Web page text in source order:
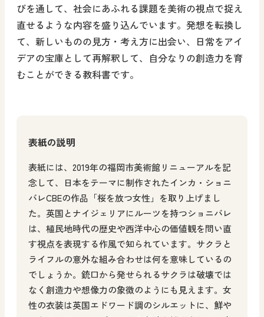
びを通して、社会にあふれる課題を美術の視点で捉え
直せるような内容を盛り込んでいます。発想を転換し
て、新しいものの見方・考え方に出会い、日常をアイ
デアの宝庫として再解釈して、自分なりの創造力を育
むことができる教科書です。
表紙の説明
表紙には、2019年の福岡市美術館リニューアルを記
念して、日本をテーマに制作されたインカ・ショニ
バレCBEの作品「桜を放つ女性」を取り上げまし
た。英国とナイジェリアにルーツを持つショニバレ
は、植民地時代の歴史や西洋中心の価値観を問い直
す視点を表現する作風で知られています。サクラと
ライフルの意外な組み合わせは何を意味しているの
でしょうか。銃口から発せられるサクラは破壊では
なく創造力や想像力の象徴のようにも見えます。女
性の衣装は英国エドワード調のシルエットに、鮮や